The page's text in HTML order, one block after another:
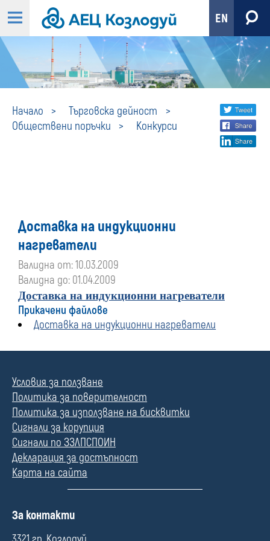
EN
Начало
Търговска дейност
Обществени поръчки
Конкурси
Конкурси
Share
social
Доставка на индукционни
нагреватели
Валидна от: 10.03.2009
Валидна до: 01.04.2009
Доставка на индукционни нагреватели
Прикачени файлове
Доставка на индукционни нагреватели
Условия за ползване
Политика за поверителност
Политика за използване на бисквитки
Сигнали за корупция
Сигнали по ЗЗЛПСПОИН
Декларация за достъпност
Карта на сайта
П
л
За контакти